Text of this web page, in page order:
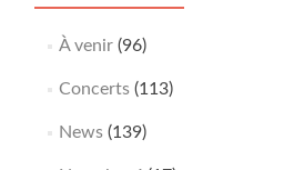
À venir(96)
Concerts(113)
News(139)